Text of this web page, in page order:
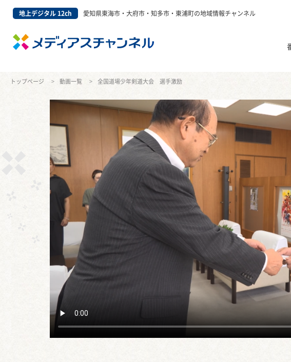
地上デジタル 12ch 愛知県東海市・大府市・知多市・東浦町の地域情報チャンネル
トップページ 動画一覧 全国道場少年剣道大会 選手激励